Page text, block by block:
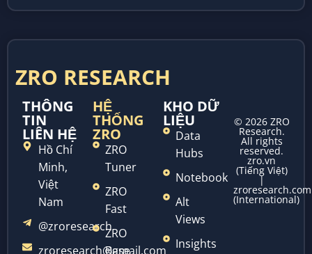
ZRO RESEARCH
THÔNG
TIN
LIÊN HỆ
Hồ Chí
Minh,
Việt
Nam
@zroresearch
zroresearch@gmail.com
HỆ
THỐNG
ZRO
ZRO
Tuner
ZRO
Fast
ZRO
Base
KHO DỮ
LIỆU
Data
Hubs
Notebook
Alt
Views
Insights
© 2026 ZRO
Research.
All rights
reserved.
zro.vn
(Tiếng Việt)
|
zroresearch.com
(International)